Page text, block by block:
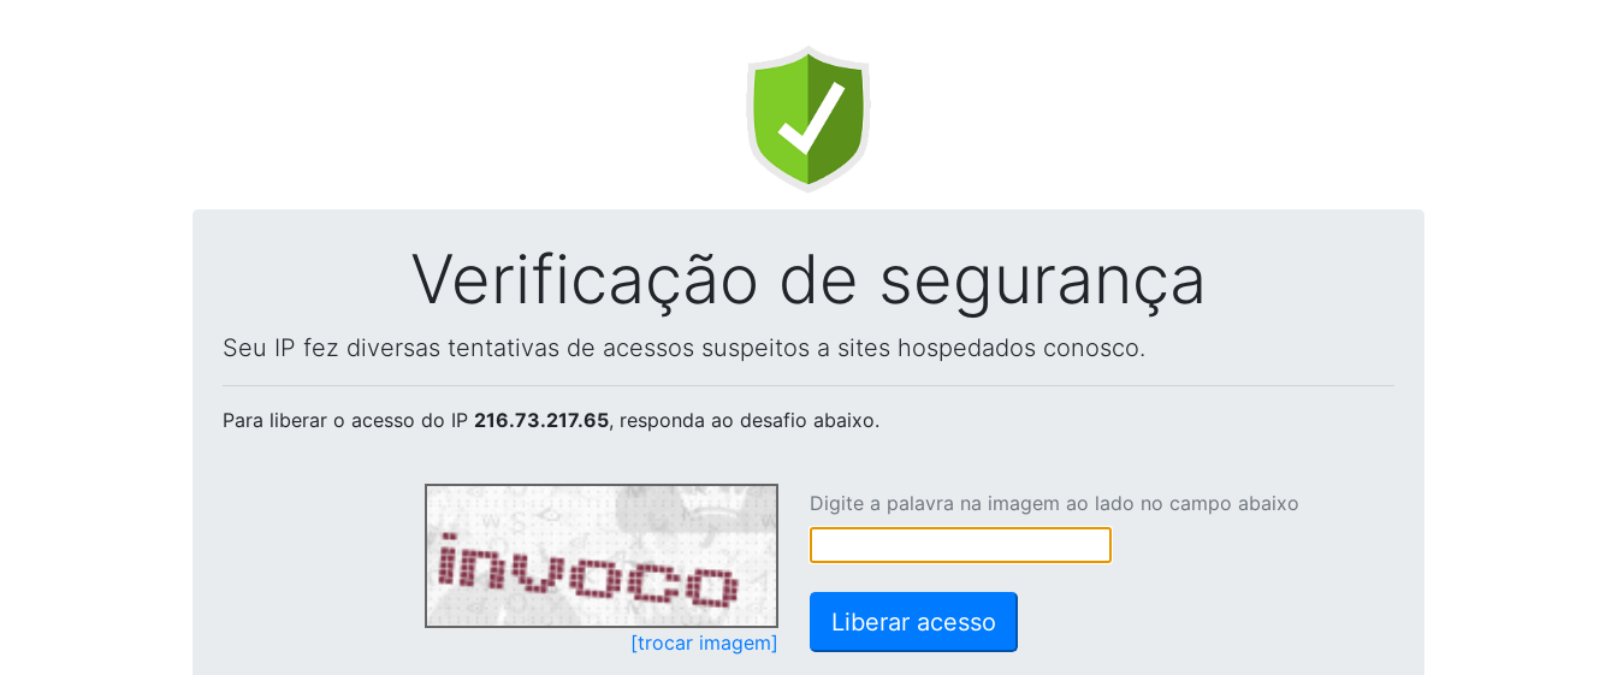
Verificação de segurança
Seu IP fez diversas tentativas de acessos suspeitos a sites hospedados conosco.
Para liberar o acesso do IP 216.73.217.65, responda ao desafio abaixo.
[trocar imagem]
Digite a palavra na imagem ao lado no campo abaixo